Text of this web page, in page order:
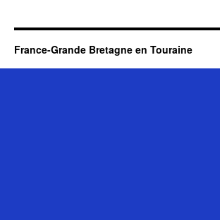
France-Grande Bretagne en Touraine